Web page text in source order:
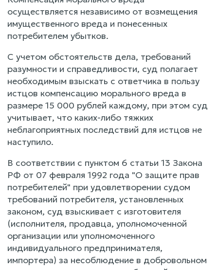
осуществляется независимо от возмещения
имущественного вреда и понесенных
потребителем убытков.
С учетом обстоятельств дела, требований
разумности и справедливости, суд полагает
необходимым взыскать с ответчика в пользу
истцов компенсацию морального вреда в
размере 15 000 рублей каждому, при этом суд
учитывает, что каких-либо тяжких
неблагоприятных последствий для истцов не
наступило.
В соответствии с пунктом 6 статьи 13 Закона
РФ от 07 февраля 1992 года "О защите прав
потребителей" при удовлетворении судом
требований потребителя, установленных
законом, суд взыскивает с изготовителя
(исполнителя, продавца, уполномоченной
организации или уполномоченного
индивидуального предпринимателя,
импортера) за несоблюдение в добровольном